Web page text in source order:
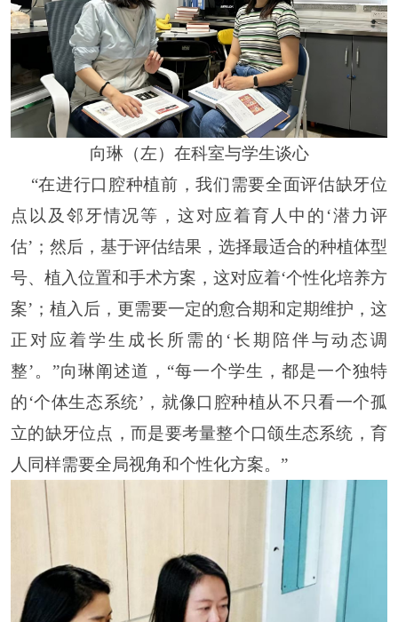
向琳（左）在科室与学生谈心
“在进行口腔种植前，我们需要全面评估缺牙位
点以及邻牙情况等，这对应着育人中的‘潜力评
估’；然后，基于评估结果，选择最适合的种植体型
号、植入位置和手术方案，这对应着‘个性化培养方
案’；植入后，更需要一定的愈合期和定期维护，这
正对应着学生成长所需的‘长期陪伴与动态调
整’。”向琳阐述道，“每一个学生，都是一个独特
的‘个体生态系统’，就像口腔种植从不只看一个孤
立的缺牙位点，而是要考量整个口颌生态系统，育
人同样需要全局视角和个性化方案。”